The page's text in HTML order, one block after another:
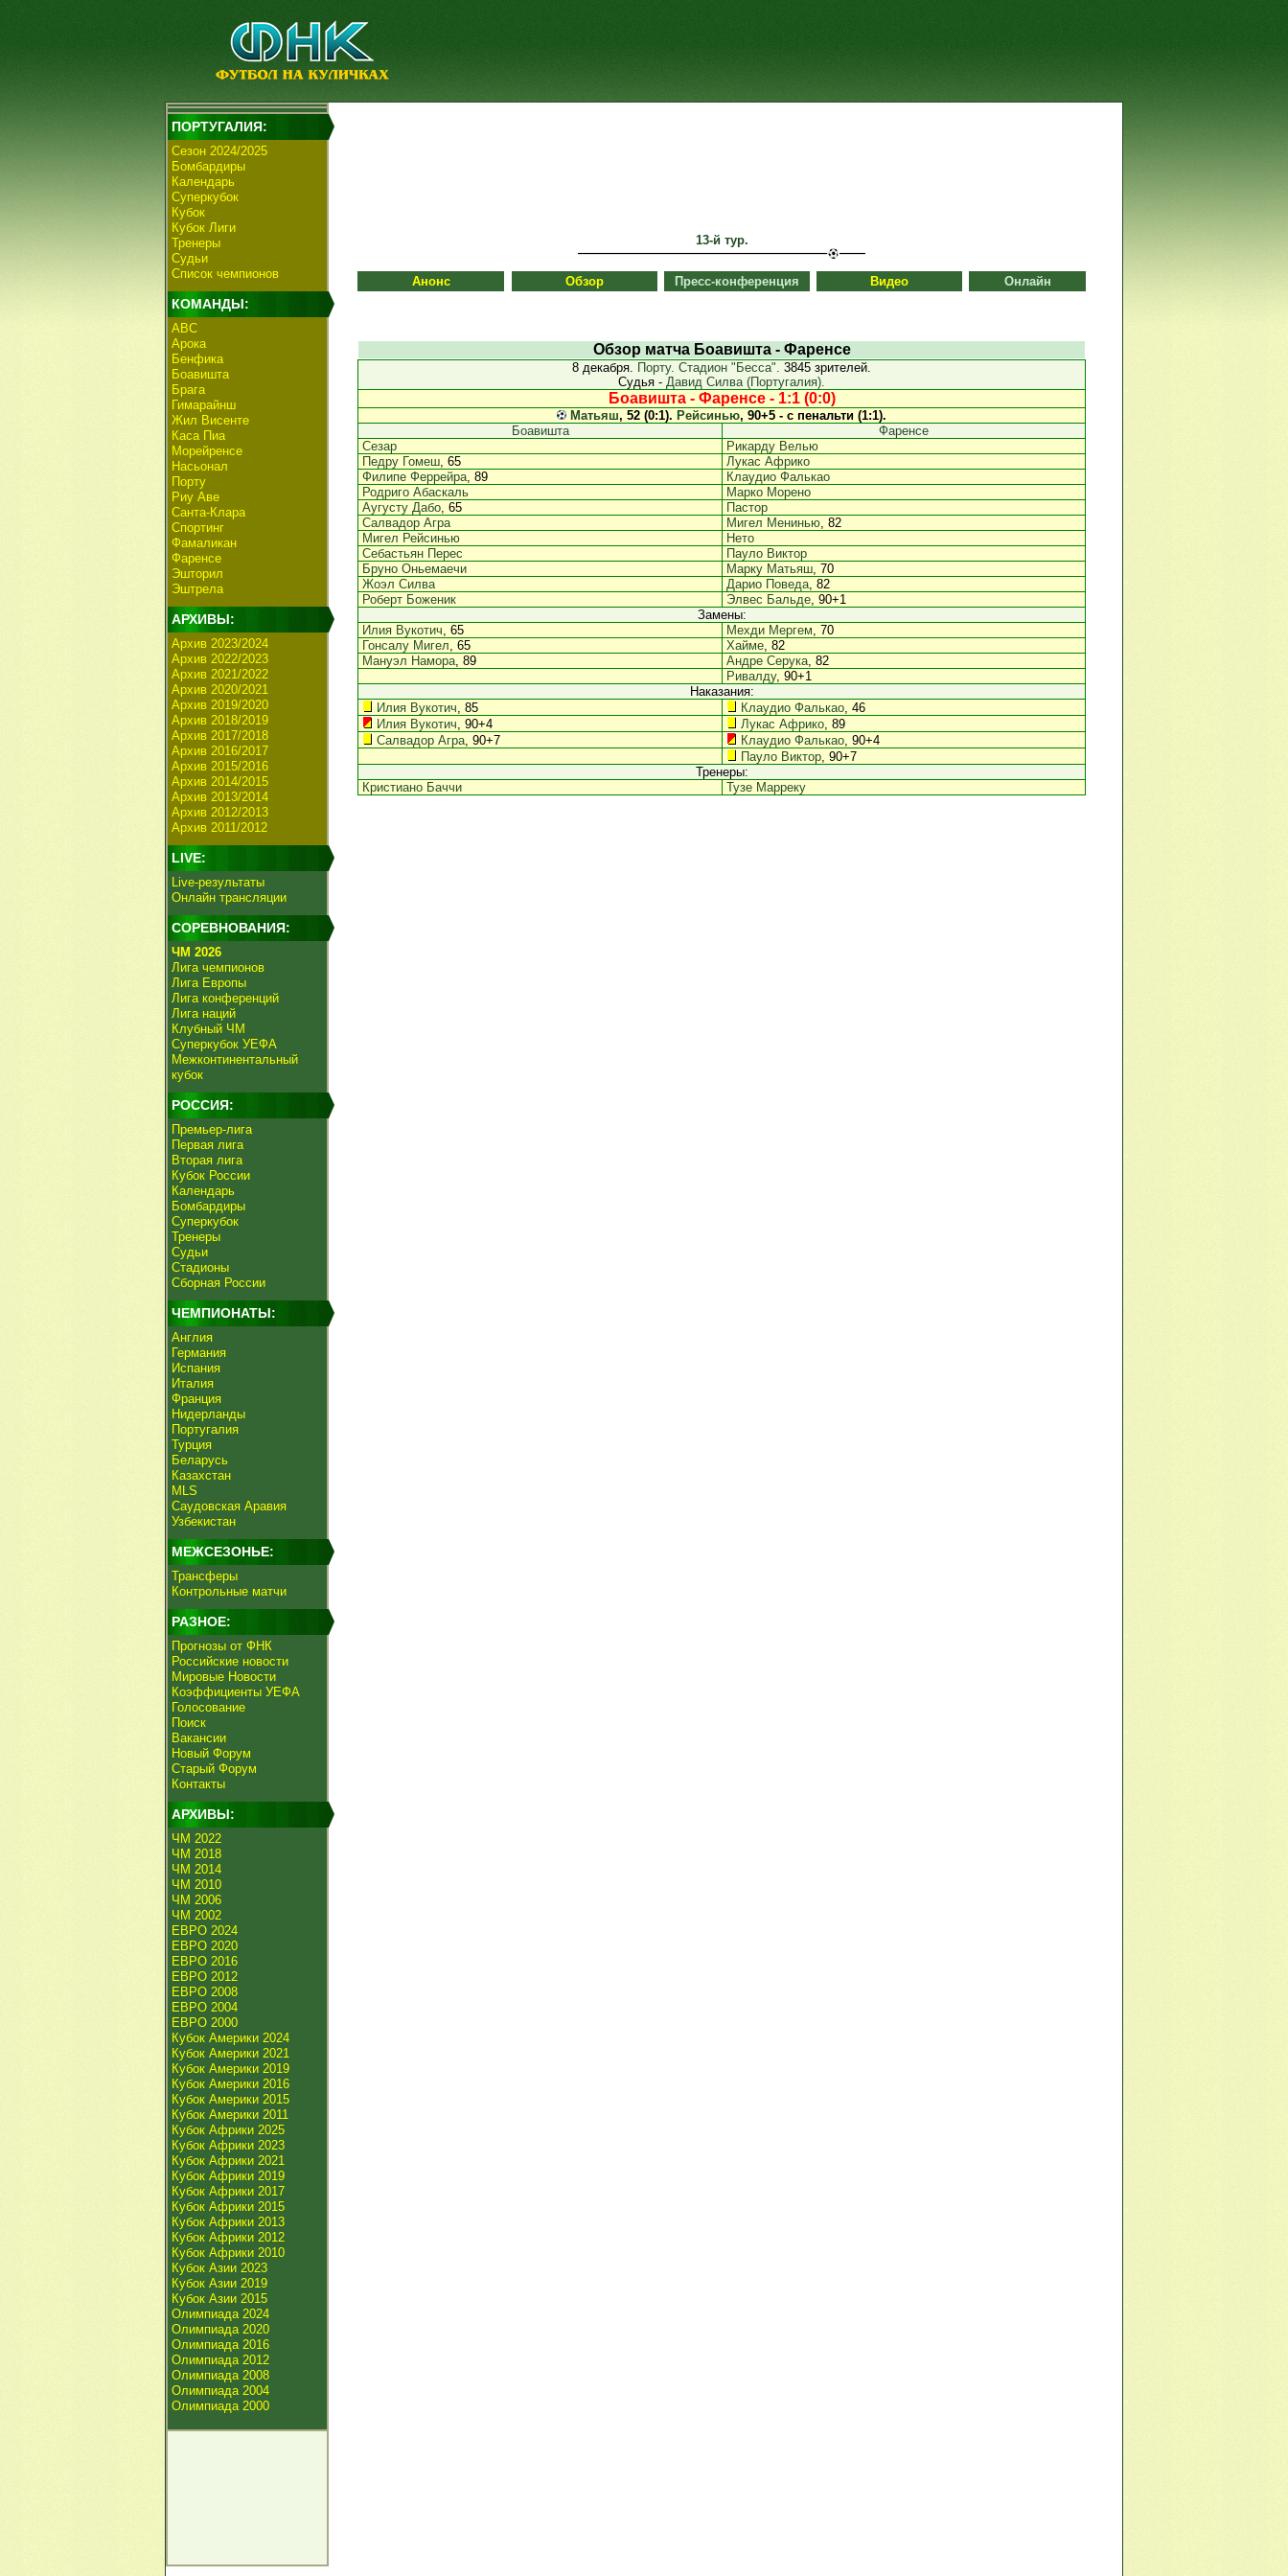
ПОРТУГАЛИЯ:
Сезон 2024/2025
Бомбардиры
Календарь
Суперкубок
Кубок
Кубок Лиги
Тренеры
Судьи
Список чемпионов
КОМАНДЫ:
АВС
Арока
Бенфика
Боавишта
Брага
Гимарайнш
Жил Висенте
Каса Пиа
Морейренсе
Насьонал
Порту
Риу Аве
Санта-Клара
Спортинг
Фамаликан
Фаренсе
Эшторил
Эштрела
АРХИВЫ:
Архив 2023/2024
Архив 2022/2023
Архив 2021/2022
Архив 2020/2021
Архив 2019/2020
Архив 2018/2019
Архив 2017/2018
Архив 2016/2017
Архив 2015/2016
Архив 2014/2015
Архив 2013/2014
Архив 2012/2013
Архив 2011/2012
LIVE:
Live-результаты
Онлайн трансляции
СОРЕВНОВАНИЯ:
ЧМ 2026
Лига чемпионов
Лига Европы
Лига конференций
Лига наций
Клубный ЧМ
Суперкубок УЕФА
Межконтинентальный
кубок
РОССИЯ:
Премьер-лига
Первая лига
Вторая лига
Кубок России
Календарь
Бомбардиры
Суперкубок
Тренеры
Судьи
Стадионы
Сборная России
ЧЕМПИОНАТЫ:
Англия
Германия
Испания
Италия
Франция
Нидерланды
Португалия
Турция
Беларусь
Казахстан
MLS
Саудовская Аравия
Узбекистан
МЕЖСЕЗОНЬЕ:
Трансферы
Контрольные матчи
РАЗНОЕ:
Прогнозы от ФНК
Российские новости
Мировые Новости
Коэффициенты УЕФА
Голосование
Поиск
Вакансии
Новый Форум
Старый Форум
Контакты
АРХИВЫ:
ЧМ 2022
ЧМ 2018
ЧМ 2014
ЧМ 2010
ЧМ 2006
ЧМ 2002
ЕВРО 2024
ЕВРО 2020
ЕВРО 2016
ЕВРО 2012
ЕВРО 2008
ЕВРО 2004
ЕВРО 2000
Кубок Америки 2024
Кубок Америки 2021
Кубок Америки 2019
Кубок Америки 2016
Кубок Америки 2015
Кубок Америки 2011
Кубок Африки 2025
Кубок Африки 2023
Кубок Африки 2021
Кубок Африки 2019
Кубок Африки 2017
Кубок Африки 2015
Кубок Африки 2013
Кубок Африки 2012
Кубок Африки 2010
Кубок Азии 2023
Кубок Азии 2019
Кубок Азии 2015
Олимпиада 2024
Олимпиада 2020
Олимпиада 2016
Олимпиада 2012
Олимпиада 2008
Олимпиада 2004
Олимпиада 2000
13-й тур.
Анонс Обзор Пресс-конференция Видео Онлайн
Обзор матча Боавишта - Фаренсе
8 декабря. Порту. Стадион "Бесса". 3845 зрителей.
Судья - Давид Силва (Португалия).
Боавишта - Фаренсе - 1:1 (0:0)
Матьяш, 52 (0:1). Рейсинью, 90+5 - с пенальти (1:1).
Боавишта
Фаренсе
Сезар
Рикарду Велью
Педру Гомеш, 65
Лукас Африко
Филипе Феррейра, 89
Клаудио Фалькао
Родриго Абаскаль
Марко Морено
Аугусту Дабо, 65
Пастор
Салвадор Агра
Мигел Менинью, 82
Мигел Рейсинью
Нето
Себастьян Перес
Пауло Виктор
Бруно Оньемаечи
Марку Матьяш, 70
Жоэл Силва
Дарио Поведа, 82
Роберт Боженик
Элвес Бальде, 90+1
Замены:
Илия Вукотич, 65 Мехди Мергем, 70
Гонсалу Мигел, 65 Хайме, 82
Мануэл Намора, 89 Андре Серука, 82
Ривалду, 90+1
Наказания:
Илия Вукотич, 85 Клаудио Фалькао, 46
Илия Вукотич, 90+4 Лукас Африко, 89
Салвадор Агра, 90+7 Клаудио Фалькао, 90+4
Пауло Виктор, 90+7
Тренеры:
Кристиано Баччи
Тузе Марреку